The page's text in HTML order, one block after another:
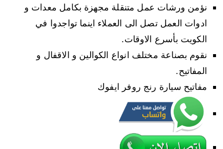
نؤمن ورشات عمل متنقلة مجهزة بكامل معدات و
ادوات العمل تصل الى العملاء اينما تواجدوا في
الكويت بأسرع الاوقات.
نقوم بصناعة مختلف انواع الكوالين و الاقفال و
المفاتيح.
مفاتيح سيارة رنج روفر ايفوك